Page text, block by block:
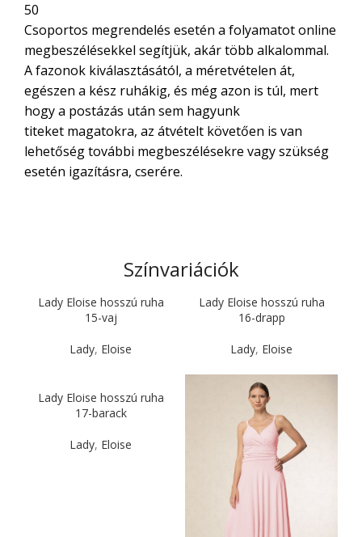
50
Csoportos megrendelés esetén a folyamatot online
megbeszélésekkel segítjük, akár több alkalommal.
A fazonok kiválasztásától, a méretvételen át,
egészen a kész ruhákig, és még azon is túl, mert
hogy a postázás után sem hagyunk
titeket magatokra, az átvételt követően is van
lehetőség további megbeszélésekre vagy szükség
esetén igazításra, cserére.
Színvariációk
Lady Eloise hosszú ruha
15-vaj
Lady, Eloise
Lady Eloise hosszú ruha
16-drapp
Lady, Eloise
Lady Eloise hosszú ruha
17-barack
Lady, Eloise